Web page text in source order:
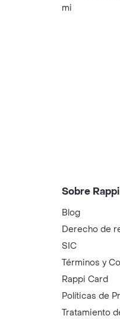
mi
Sobre Rappi
Blog
Derecho de
SIC
Términos y
Rappi Card
Políticas de
Tratamiento